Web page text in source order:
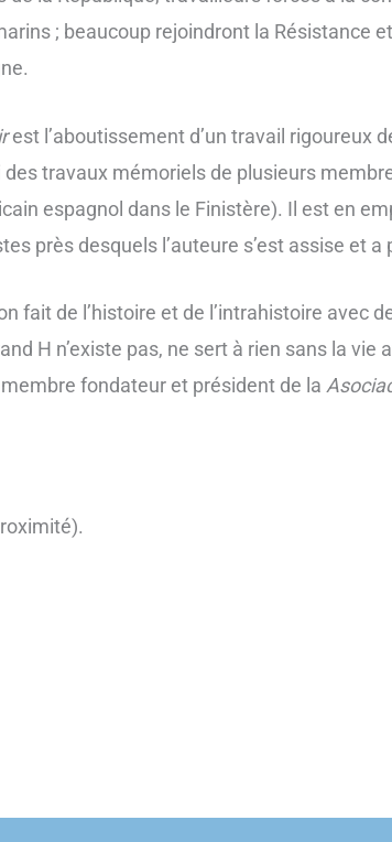
; beaucoup rejoindront la Résistance
est l’aboutissement d’un travail rigoureux
des travaux mémoriels de plusieurs
espagnol dans le Finistère). Il est en
près desquels l’auteure s’est assise et a
fait de l’histoire et de l’intrahistoire avec
H n’existe pas, ne sert à rien sans la
fondateur et président de la